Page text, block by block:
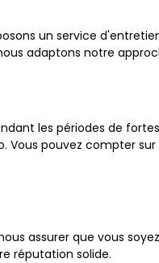
un service
adaptons notre
les périodes de
Vous pouvez compter
assurer que vous
réputation solide.